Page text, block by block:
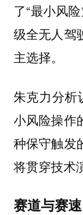
了“最小风
级全无人驾
主选择。
朱克力分析
小风险操作
种保守触发
将贯穿技术
赛道与赛